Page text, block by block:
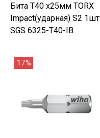
Бита T40 х25мм TORX
Impact(ударная) S2 1шт
SGS 6325-T40-IB
17%